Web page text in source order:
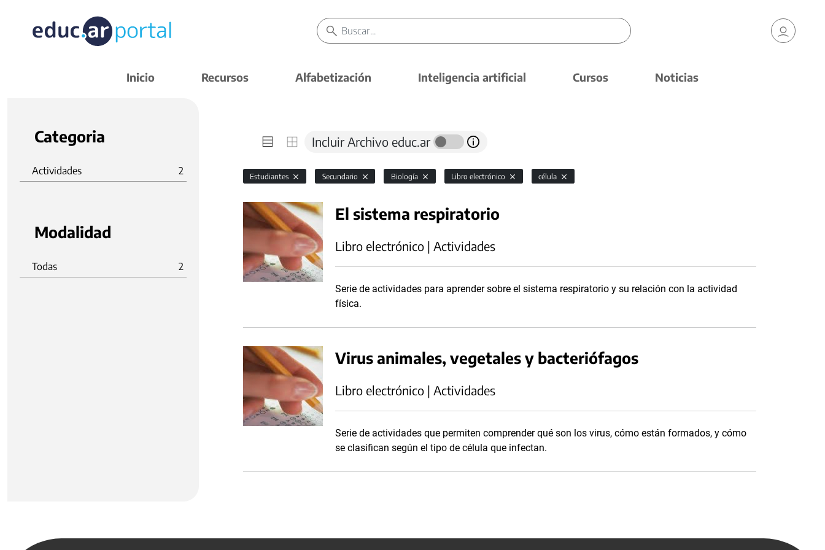
Inicio Recursos Alfabetización Inteligencia artificial Cursos Noticias
Categoria
Actividades 2
Modalidad
Todas 2
Incluir Archivo educ.ar
Estudiantes Secundario Biología Libro electrónico célula
El sistema respiratorio
Libro electrónico | Actividades
Serie de actividades para aprender sobre el sistema respiratorio y su relación con la actividad
física.
Virus animales, vegetales y bacteriófagos
Libro electrónico | Actividades
Serie de actividades que permiten comprender qué son los virus, cómo están formados, y cómo
se clasifican según el tipo de célula que infectan.